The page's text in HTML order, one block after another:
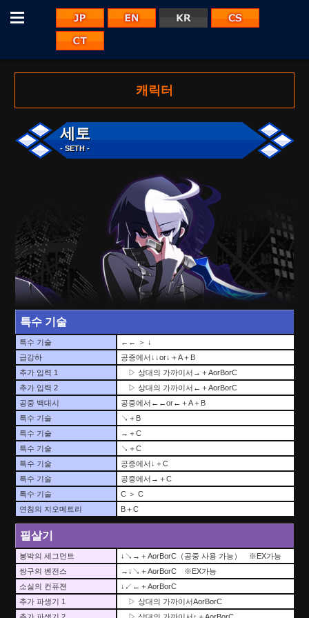
KR
캐릭터
세토
- SETH -
특수 기술
특수 기술
←← ＞ ↓
급강하
공중에서↓↓or↓＋A＋B
추가 입력 1
▷ 상대의 가까이서→＋AorBorC
추가 입력 2
▷ 상대의 가까이서←＋AorBorC
공중 백대시
공중에서←←or←＋A＋B
특수 기술
↘＋B
특수 기술
→＋C
특수 기술
↘＋C
특수 기술
공중에서↓＋C
특수 기술
공중에서→＋C
특수 기술
C ＞ C
연침의 지오메트리
B＋C
필살기
봉박의 세그먼트
↓↘→＋AorBorC（공중 사용 가능） ※EX가능
쌍구의 벤전스
→↓↘＋AorBorC ※EX가능
소실의 컨퓨젼
↓↙←＋AorBorC
추가 파생기 1
▷ 상대의 가까이서AorBorC